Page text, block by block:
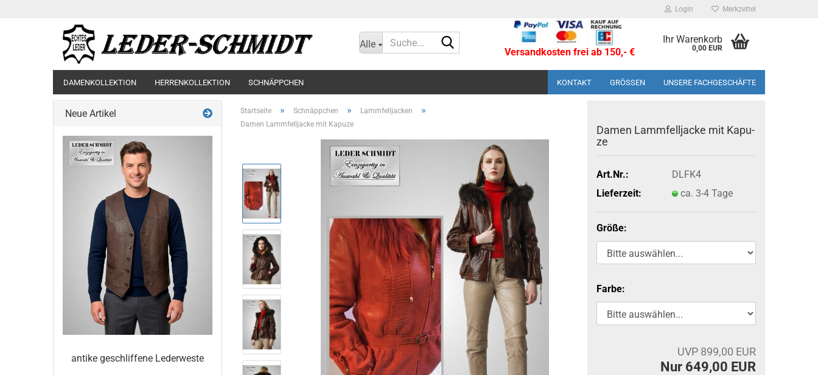
Login Merkzettel
Alle
Versandkosten frei ab 150,- €
Ihr Warenkorb
0,00 EUR
DAMENKOLLEKTION HERRENKOLLEKTION SCHNÄPPCHEN KONTAKT GRÖSSEN UNSERE FACHGESCHÄFTE
Startseite » Schnäppchen » Lammfelljacken »
Damen Lammfelljacke mit Kapuze
Damen Lamm­fell­ja­cke mit Ka­pu­
ze
Art.Nr.:
DLFK4
Lieferzeit:
ca. 3-4 Tage
Größe:
Farbe:
UVP 899,00 EUR
Nur 649,00 EUR
Neue Artikel
an­ti­ke ge­schlif­fe­ne Le­der­wes­te